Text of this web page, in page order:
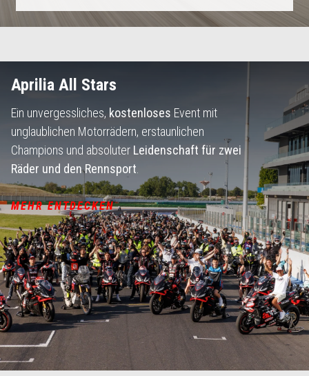
Aprilia All Stars
Ein unvergessliches, kostenloses Event mit
unglaublichen Motorrädern, erstaunlichen
Champions und absoluter Leidenschaft für zwei
Räder und den Rennsport
MEHR ENTDECKEN